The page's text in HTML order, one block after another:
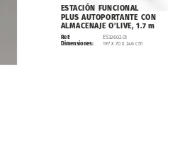
Ref:
Dimensiones:
ES32602.01
197 x 70 x 246 cm
ESTACIÓN FUNCIONAL
PLUS AUTOPORTANTE CON
ALMACENAJE O’LIVE, 1.7 m